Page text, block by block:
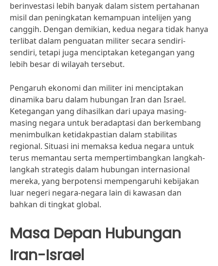
berinvestasi lebih banyak dalam sistem pertahanan
misil dan peningkatan kemampuan intelijen yang
canggih. Dengan demikian, kedua negara tidak hanya
terlibat dalam penguatan militer secara sendiri-
sendiri, tetapi juga menciptakan ketegangan yang
lebih besar di wilayah tersebut.
Pengaruh ekonomi dan militer ini menciptakan
dinamika baru dalam hubungan Iran dan Israel.
Ketegangan yang dihasilkan dari upaya masing-
masing negara untuk beradaptasi dan berkembang
menimbulkan ketidakpastian dalam stabilitas
regional. Situasi ini memaksa kedua negara untuk
terus memantau serta mempertimbangkan langkah-
langkah strategis dalam hubungan internasional
mereka, yang berpotensi mempengaruhi kebijakan
luar negeri negara-negara lain di kawasan dan
bahkan di tingkat global.
Masa Depan Hubungan
Iran-Israel